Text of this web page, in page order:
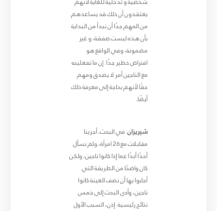
يعتقدون أن ذلك قد يساعدهم.
من المهم جدًا أن نبدأ من البداية
بأن هذه ليست صفقة، و غير
مضمونة، وفي الواقع هو
افتراض خطير جدًا. إن ما تفعلينه
مع الناجين أمر لا يصدق ومهم
حقًا لأنهم بحاجة إلى معرفة ذلك
أيضًا.
شيريزان: في البحث، أجرينا
مقابلات مع 26 امرأة، ولم نسأل
أحدًا أبدًا عما إذا كانوا ناجين، ولكن
كان واضحًا من الطريقة التي
أجابوا بها أن نصف العينة كانوا
ناجين، وأدى البحث إلى خمس
نتائج رئيسية. إذن، السبب الأول